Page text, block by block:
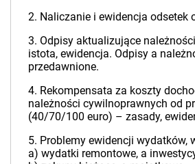
2. Naliczanie i ewidencja odsetek
3. Odpisy aktualizujące
istota, ewidencja. Odpisy a
przedawnione.
4. Rekompensata za koszty
należności cywilnoprawnych od
(40/70/100 euro) – zasady,
5. Problemy ewidencji wydatków,
a) wydatki remontowe, a